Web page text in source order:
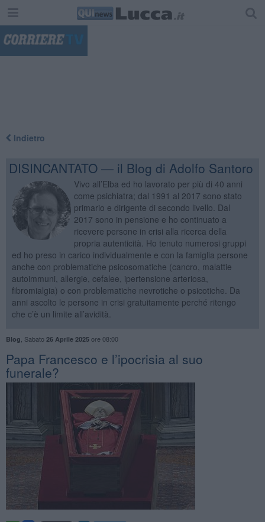
Indietro
DISINCANTATO — il Blog di Adolfo Santoro
Vivo all’Elba ed ho lavorato per più di 40 anni
come psichiatra; dal 1991 al 2017 sono stato
primario e dirigente di secondo livello. Dal
2017 sono in pensione e ho continuato a
ricevere persone in crisi alla ricerca della
propria autenticità. Ho tenuto numerosi gruppi
ed ho preso in carico individualmente e con la famiglia persone
anche con problematiche psicosomatiche (cancro, malattie
autoimmuni, allergie, cefalee, ipertensione arteriosa,
fibromialgia) o con problematiche nevrotiche o psicotiche. Da
anni ascolto le persone in crisi gratuitamente perché ritengo
che c’è un limite all’avidità.
Blog Sabato 26 Aprile 2025ore 08:00
Papa Francesco e l’ipocrisia al suo
funerale?